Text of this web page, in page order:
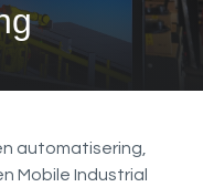
automatisering,
Mobile Industrial